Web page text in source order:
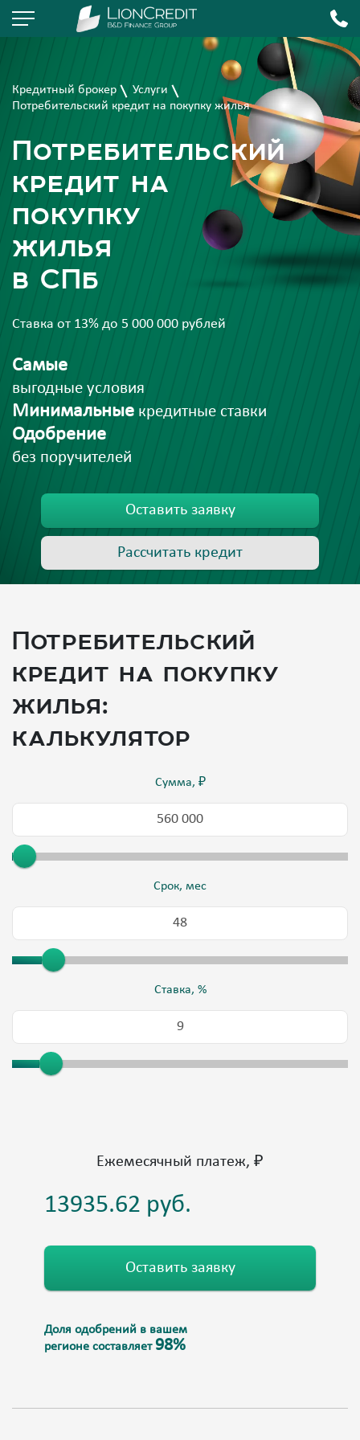
Кредитный брокер
Услуги
Потребительский кредит на покупку жилья
Потребительский
кредит на
покупку
жилья
в СПб
Ставка от 13% до 5 000 000 рублей
Самые
выгодные условия
Минимальные кредитные ставки
Одобрение
без поручителей
Оставить заявку
Рассчитать кредит
Потребительский
кредит на покупку
жилья:
калькулятор
Сумма, ₽
Срок, мес
Ставка, %
Ежемесячный платеж, ₽
Оставить заявку
Доля одобрений в вашем
регионе составляет 98%